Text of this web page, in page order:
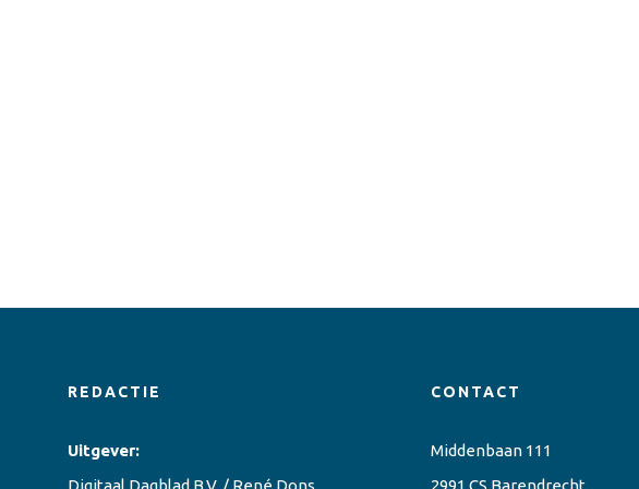
REDACTIE
Uitgever:
CONTACT
Middenbaan 111